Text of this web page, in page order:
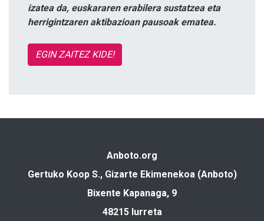
izatea da, euskararen erabilera sustatzea eta
herrigintzaren aktibazioan pausoak ematea.
EGIN ZAITEZ KIDE!
Anboto.org
Gertuko Koop S., Gizarte Ekimenekoa (Anboto)
Bixente Kapanaga, 9
48215 Iurreta